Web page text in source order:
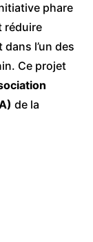
phare
réduire
l’un des
Ce projet
de la